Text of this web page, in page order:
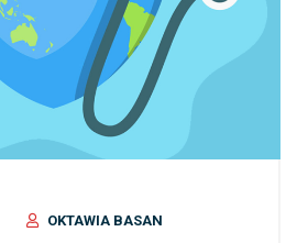
OKTAWIA BASAN